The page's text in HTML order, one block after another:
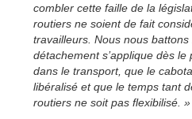
combler cette faille de la
routiers ne soient de fait
travailleurs. Nous nous
détachement s’applique dès
dans le transport, que le
libéralisé et que le temps tant
routiers ne soit pas flexibilisé. »